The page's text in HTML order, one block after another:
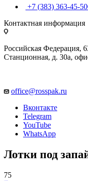
+7 (383) 363-45-50
Контактная информация
Российская Федерация,
Станционная, д. 30а,
office@rosspak.ru
Вконтакте
Telegram
YouTube
WhatsApp
Лотки под
75